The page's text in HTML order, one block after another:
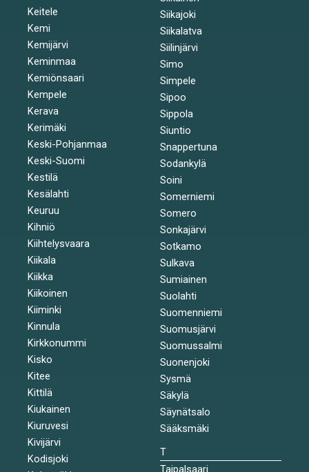
Keitele
Kemi
Kemijärvi
Keminmaa
Kemiönsaari
Kempele
Kerava
Kerimäki
Keski-Pohjanmaa
Keski-Suomi
Kestilä
Kesälahti
Keuruu
Kihniö
Kiihtelysvaara
Kiikala
Kiikka
Kiikoinen
Kiiminki
Kinnula
Kirkkonummi
Kisko
Kitee
Kittilä
Kiukainen
Kiuruvesi
Kivijärvi
Kodisjoki
Siikajoki
Siikalatva
Siilinjärvi
Simo
Simpele
Sipoo
Sippola
Siuntio
Snappertuna
Sodankylä
Soini
Somerniemi
Somero
Sonkajärvi
Sotkamo
Sulkava
Sumiainen
Suolahti
Suomenniemi
Suomusjärvi
Suomussalmi
Suonenjoki
Sysmä
Säkylä
Säynätsalo
Sääksmäki
T
Taipalsaari